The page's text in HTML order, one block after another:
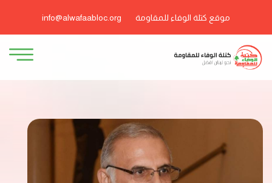
موقع كتلة الوفاء للمقاومة info@alwafaabloc.org